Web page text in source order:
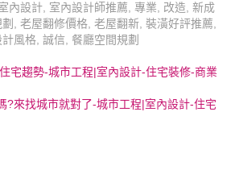
內設計, 室內設計師推薦, 專業, 改造, 新成
, 老屋翻修價格, 老屋翻新, 裝潢好評推薦,
風格, 誠信, 餐廳空間規劃
宅趨勢-城市工程|室內設計-住宅裝修-商業
?來找城市就對了-城市工程|室內設計-住宅